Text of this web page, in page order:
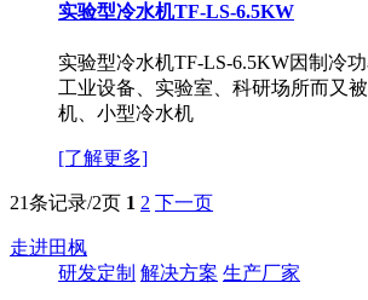
实验型冷水机TF-LS-6.5KW
实验型冷水机TF-LS-6.5KW因制冷
工业设备、实验室、科研场所而又
机、小型冷水机
[了解更多]
21条记录/2页 1 2 下一页
走进田枫
研发定制 解决方案 生产厂家